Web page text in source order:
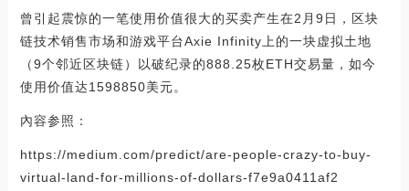
曾引起震惊的一笔使用价值很大的买卖产生在2月9日，区块
链技术销售市场和游戏平台Axie Infinity上的一块虚拟土地
（9个邻近区块链）以破纪录的888.25枚ETH交易量，如今
使用价值达1598850美元。
內容参照：
https://medium.com/predict/are-people-crazy-to-buy-
virtual-land-for-millions-of-dollars-f7e9a0411af2